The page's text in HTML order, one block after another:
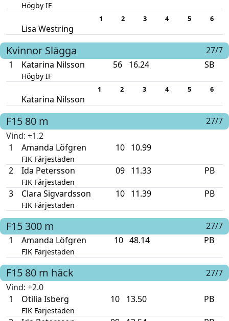
Högby IF
1 2 3 4 5 6
Lisa Westring
Kvinnor Slägga
27/7
1
Katarina Nilsson
Högby IF
56 16.24 SB
1 2 3 4 5 6
Katarina Nilsson
F15 80 m
27/7
Vind: +1.2
1
Amanda Löfgren
FIK Färjestaden
10 10.99
2 Ida Petersson
FIK Färjestaden
09 11.33 PB
3 Clara Sigvardsson
FIK Färjestaden
10 11.39 PB
F15 300 m
27/7
1
Amanda Löfgren
FIK Färjestaden
10 48.14 PB
F15 80 m häck
27/7
Vind: +2.0
1
Otilia Isberg
FIK Färjestaden
10 13.50 PB